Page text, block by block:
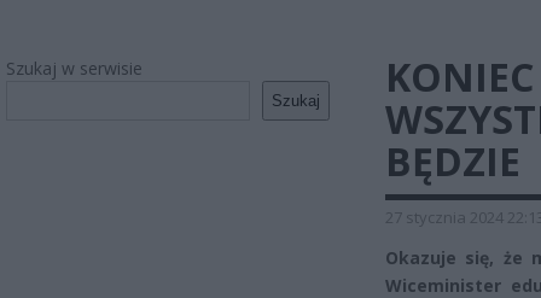
Szukaj w serwisie
Szukaj
BĘDZIE
27 stycznia 2024
Okazuje się, że
Wiceminister